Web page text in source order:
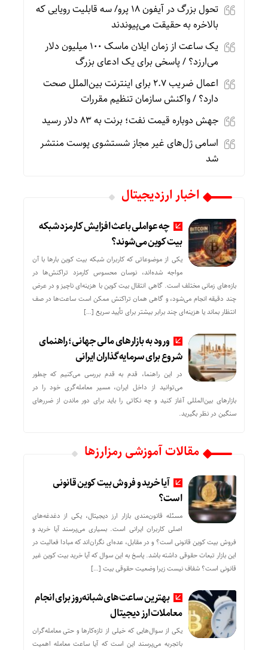
تحول بزرگ در آیفون ۱۸ پرو/ سه قابلیت رویایی که
بالاخره به حقیقت می‌پیوندند
یک ساعت از زمان ایلان ماسک ۱۰۰ میلیون دلار
می‌ارزد؟ / پاسخی برای یک ادعای بزرگ
اعمال ضریب ۲.۷ برای اینترنت بین‌الملل صحت
دارد؟ / واکنش سازمان تنظیم مقررات
جهش دوباره قیمت نفت؛ برنت به ۸۳ دلار رسید
اسامی ژل‌های غیر مجاز شستشوی پوست منتشر
شد
اخبار ارزدیجیتال
چه عواملی باعث افزایش کارمزد شبکه
بیت کوین می‌شوند؟
یکی از موضوعاتی که کاربران شبکه بیت کوین بارها با آن
مواجه شده‌اند، نوسان محسوس کارمزد تراکنش‌ها در
بازه‌های زمانی مختلف است. گاهی انتقال بیت کوین با هزینه‌ای ناچیز و در عرض
چند دقیقه انجام می‌شود، و گاهی همان تراکنش ممکن است ساعت‌ها در صف
انتظار بماند یا هزینه‌ای چند برابر بیشتر برای تأیید سریع […]
ورود به بازارهای مالی جهانی؛ راهنمای
شروع برای سرمایه‌گذاران ایرانی
در این راهنما، قدم به قدم بررسی می‌کنیم که چطور
می‌توانید از داخل ایران، مسیر معامله‌گری خود را در
بازارهای بین‌المللی آغاز کنید و چه نکاتی را باید برای دور ماندن از ضررهای
سنگین در نظر بگیرید.
مقالات آموزشی رمزارزها
آیا خرید و فروش بیت کوین قانونی
است؟
مسئله قانون‌مندی بازار ارز دیجیتال، یکی از دغدغه‌های
اصلی کاربران ایرانی است. بسیاری می‌پرسند آیا خرید و
فروش بیت کوین قانونی است؟ و در مقابل، عده‌ای نگران‌اند که مبادا فعالیت در
این بازار تبعات حقوقی داشته باشد. پاسخ به این سوال که آیا خرید بیت کوین غیر
قانونی است؟ شفاف نیست زیرا وضعیت حقوقی بیت‌ […]
بهترین ساعت‌های شبانه‌روز برای انجام
معاملات ارز دیجیتال
یکی از سوال‌هایی که خیلی از تازه‌کارها و حتی معامله‌گران
باتجربه می‌پرسند این است که آیا ساعت معامله اهمیت